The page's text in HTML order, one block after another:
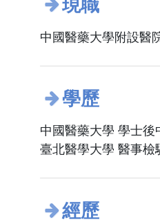
現職
中國醫藥大學附設醫
學歷
中國醫藥大學 學士後
臺北醫學大學 醫事檢
經歷